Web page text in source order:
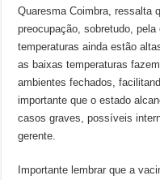
Quaresma Coimbra, ressalta
preocupação, sobretudo,
temperaturas ainda estão
as baixas temperaturas
ambientes fechados,
importante que o estado
casos graves, possíveis
gerente.
Importante lembrar que a